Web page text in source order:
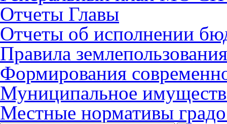
Отчеты Главы
Отчеты об исполнении
Правила
Формирования
Муниципальное
Местные нормативы